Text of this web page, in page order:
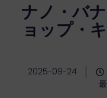
ナノ・バ
ョップ・
2025-09-24